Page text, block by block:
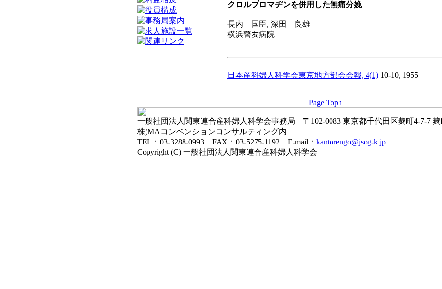
クロルプロマヂンを併用した無痛分娩
長内 国臣, 深田 良雄
横浜警友病院
日本産科婦人科学会東京地方部会会報, 4(1) 10-10, 1955
Page Top↑
一般社団法人関東連合産科婦人科学会事務局 〒102-0083 東京都千代田区麹町4-7-7
株)MAコンベンションコンサルティング内
TEL：03-3288-0993 FAX：03-5275-1192 E-mail： kantorengo@jsog-k.jp
Copyright (C) 一般社団法人関東連合産科婦人科学会